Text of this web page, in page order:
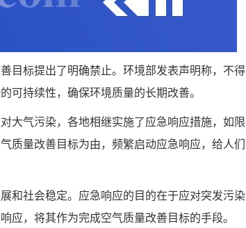
目标提出了明确禁止。环境部发表声明称，不得
可持续性，确保环境质量的长期改善。
大气污染，各地相继实施了应急响应措施，如限
质量改善目标为由，频繁启动应急响应，给人们
和社会稳定。应急响应的目的在于应对突发污染
，将其作为完成空气质量改善目标的手段。